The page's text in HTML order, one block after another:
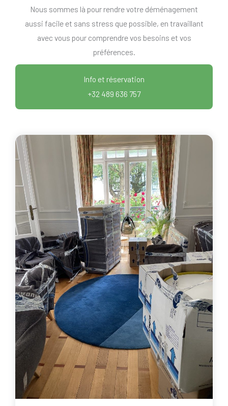
Nous sommes là pour rendre votre déménagement
aussi facile et sans stress que possible, en travaillant
avec vous pour comprendre vos besoins et vos
préférences.
Info et réservation
+32 489 636 757